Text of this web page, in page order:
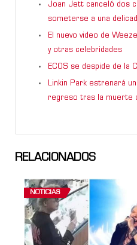
Joan Jett canceló dos
someterse a una
El nuevo video de
y otras celebridades
ECOS se despide de la
Linkin Park estrenará
regreso tras la muerte
RELACIONADOS
NOTICIAS